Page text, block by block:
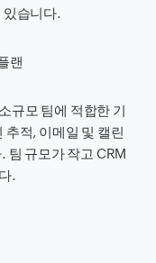
있습니다.
랜
규모 팀에 적합한 기
적, 이메일 및 캘린
팀 규모가 작고 CRM
.